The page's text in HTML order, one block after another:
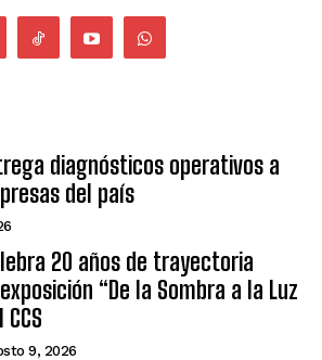
diagnósticos operativos a
del país
20 años de trayectoria
“De la Sombra a la Luz
9, 2026